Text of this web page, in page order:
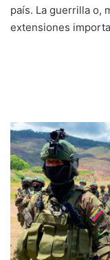
país. La guerrilla o,
extensiones